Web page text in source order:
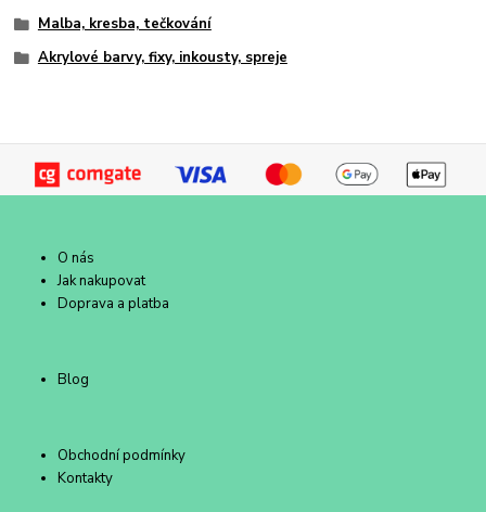
Malba, kresba, tečkování
Akrylové barvy, fixy, inkousty, spreje
O nás
Jak nakupovat
Doprava a platba
Blog
Obchodní podmínky
Kontakty